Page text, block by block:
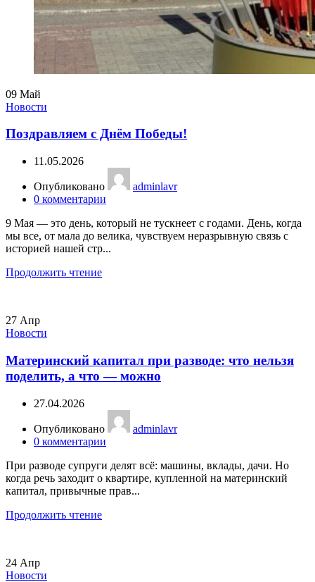
09 Май
Новости
Поздравляем с Днём Победы!
11.05.2026
Опубликовано
adminlavr
0 комментарии
9 Мая — это день, который не тускнеет с годами. День, когда
мы все, от мала до велика, чувствуем неразрывную связь с
историей нашей стр...
Продолжить чтение
27 Апр
Новости
Материнский капитал при разводе: что нельзя
поделить, а что — можно
27.04.2026
Опубликовано
adminlavr
0 комментарии
При разводе супруги делят всё: машины, вклады, дачи. Но
когда речь заходит о квартире, купленной на материнский
капитал, привычные прав...
Продолжить чтение
24 Апр
Новости